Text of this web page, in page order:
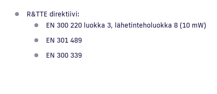
R&TTE direktiivi:
EN 300 220 luokka 3, lähetinteholuokka 8 (10 mW)
EN 301 489
EN 300 339